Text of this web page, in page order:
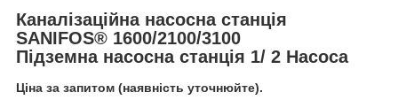
Каналізаційна насосна станція
SANIFOS® 1600/2100/3100
Підземна насосна станція 1/ 2 Насоса
Ціна за запитом (наявність уточнюйте).